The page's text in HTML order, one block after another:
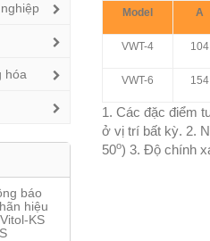
hóa
báo
hiệu
KS
Model A
VWT-4 104
VWT-6 154
1. Các đặc điểm
ở vị trí bất kỳ. 2.
50o) 3. Độ chính